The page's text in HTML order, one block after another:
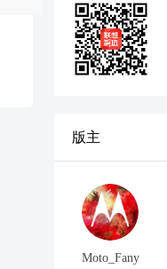
版主
Moto_Fany